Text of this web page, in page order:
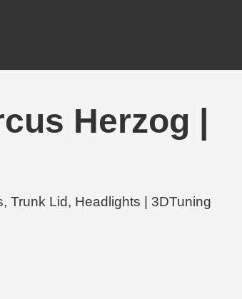
Herzog |
Trunk Lid, Headlights | 3DTuning